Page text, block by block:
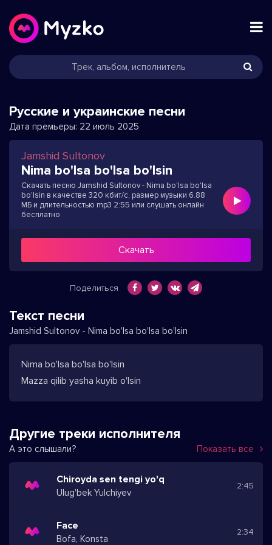
Русские и украинские песни
Дата премьеры: 22 июль 2025
Jamshid Sultonov
Nima bo'lsa bo'lsa bo'lsin
Скачать песню Jamshid Sultonov - Nima bo'lsa bo'lsa
bo'lsin в качестве 320 кбит/с, размер музыки 6.88
МБ и длительностью mp3 2:55 или слушать онлайн
бесплатно
Скачать
Поделиться
Текст песни
Jamshid Sultonov - Nima bo'lsa bo'lsa bo'lsin
Nima bo'lsa bo'lsa bo'lsin
Mazza qilib yasha kuyib o'lsin
Другие треки исполнителя
А это слышали? Показать все
Chiroyda sen tengi yo'q
Ulug'bek Yulchiyev
2:45
Face
Bofa, Konsta
2:34